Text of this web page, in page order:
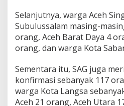
Selanjutnya, warga Aceh
Subulussalam masing-
orang, Aceh Barat Daya 4
orang, dan warga Kota
Sementara itu, SAG juga
konfirmasi sebanyak 117
warga Kota Langsa
Aceh 21 orang, Aceh Utara